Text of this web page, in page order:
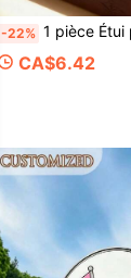
-22% 1 pièce Étui porte-clés Air Tag en cuir avec texte personnalisé, porte-clés
CA$6.42